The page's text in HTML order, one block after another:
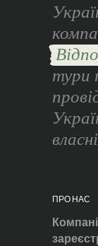
тури
ПРО НАС